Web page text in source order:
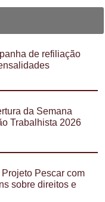
de refiliação
da Semana
Trabalhista 2026
Pescar com
sobre direitos e